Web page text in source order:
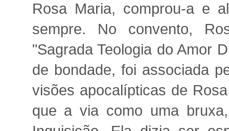
Rosa Maria, comprou-a e
sempre. No convento,
"Sagrada Teologia do Amor
de bondade, foi associada
visões apocalípticas de
que a via como uma